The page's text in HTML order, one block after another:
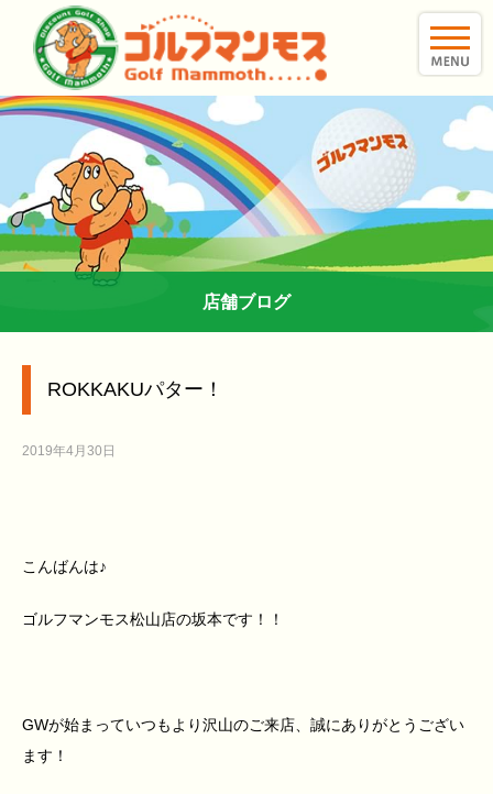
店舗ブログ
ROKKAKUパター！
2019年4月30日
こんばんは♪
ゴルフマンモス松山店の坂本です！！
GWが始まっていつもより沢山のご来店、誠にありがとうござい
ます！